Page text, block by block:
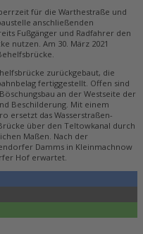
für die Warthestraße und
anschließenden
Fußgänger und Radfahrer den
nutzen. Am 30. März 2021
zurückgebaut, die
fertiggestellt. Offen sind
an der Westseite der
Beschilderung. Mit einem
ersetzt das Wasserstraßen-
über den Teltowkanal durch
Maßen. Nach der
Damms in Kleinmachnow
Hof erwartet.